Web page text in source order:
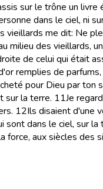
sur le trône un
dans le ciel, ni
vieillards me dit: Ne
milieu des vieillards,
de celui qui était
remplies de
pour Dieu par
sur la terre. 11Je
12Ils disaient d'une
sont dans le ciel, sur
force, aux siècles des